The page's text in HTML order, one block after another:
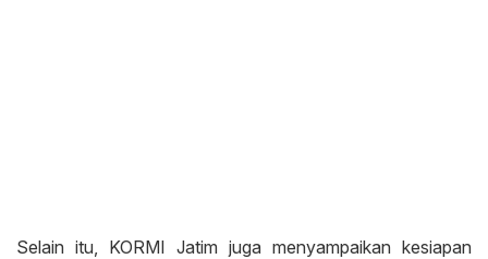
Selain itu, KORMI Jatim juga menyampaikan kesiapan